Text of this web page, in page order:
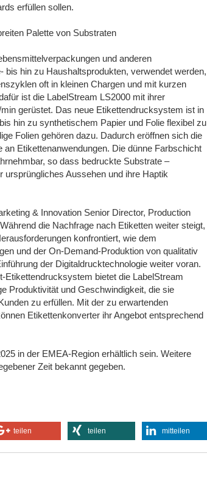
erfüllen sollen.
Palette von Substraten
und anderen
bis hin zu Haushaltsprodukten, verwendet werden,
oft in kleinen Chargen und mit kurzen
ist die LabelStream LS2000 mit ihrer
gerüstet. Das neue Etikettendrucksystem ist in
hin zu synthetischem Papier und Folie flexibel zu
Folien gehören dazu. Dadurch eröffnen sich die
Etikettenanwendungen. Die dünne Farbschicht
so dass bedruckte Substrate –
Aussehen und ihre Haptik
& Innovation Senior Director, Production
die Nachfrage nach Etiketten weiter steigt,
konfrontiert, wie dem
und der On-Demand-Produktion von qualitativ
der Digitaldrucktechnologie weiter voran.
bietet die LabelStream
Produktivität und Geschwindigkeit, die sie
zu erfüllen. Mit der zu erwartenden
Etikettenkonverter ihr Angebot entsprechend
in der EMEA-Region erhältlich sein. Weitere
Zeit bekannt gegeben.
teilen teilen mitteilen